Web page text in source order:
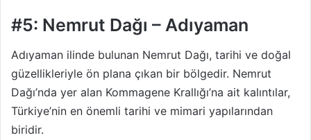
#5: Nemrut Dağı – Adıyaman
Adıyaman ilinde bulunan Nemrut Dağı, tarihi ve doğal
güzellikleriyle ön plana çıkan bir bölgedir. Nemrut
Dağı’nda yer alan Kommagene Krallığı’na ait kalıntılar,
Türkiye’nin en önemli tarihi ve mimari yapılarından
biridir.